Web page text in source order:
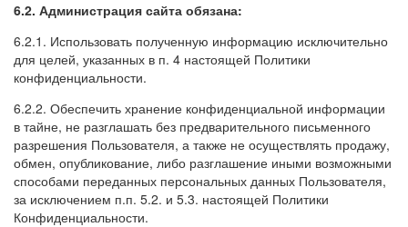
6.2. Администрация сайта обязана:
6.2.1. Использовать полученную информацию исключительно
для целей, указанных в п. 4 настоящей Политики
конфиденциальности.
6.2.2. Обеспечить хранение конфиденциальной информации
в тайне, не разглашать без предварительного письменного
разрешения Пользователя, а также не осуществлять продажу,
обмен, опубликование, либо разглашение иными возможными
способами переданных персональных данных Пользователя,
за исключением п.п. 5.2. и 5.3. настоящей Политики
Конфиденциальности.